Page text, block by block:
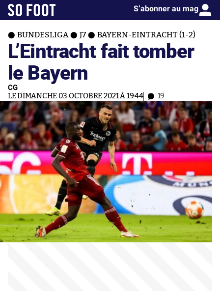
S’abonner au mag
BUNDESLIGA J7 BAYERN-EINTRACHT (1-2)
L’Eintracht fait tomber
le Bayern
CG
LE DIMANCHE 03 OCTOBRE 2021 À 19:44 19